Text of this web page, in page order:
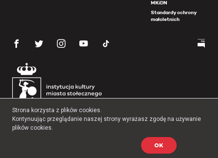
MKiDN
Standardy ochrony
małoletnich
Copyright 2026 Muzeum Powstania Warszawskiego
Strona korzysta z plików cookies.
Kontynuując przeglądanie naszej strony wyrażasz zgodę na używanie
plików cookies.
OK